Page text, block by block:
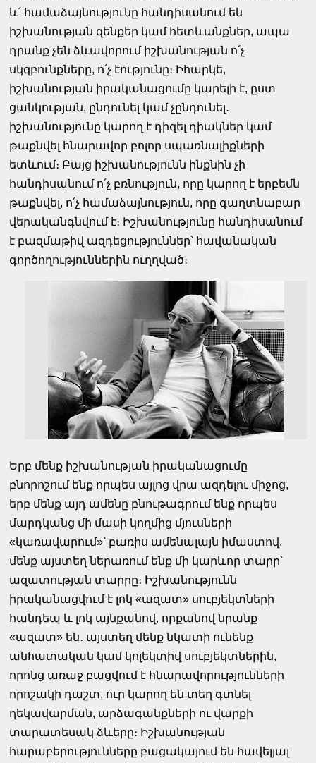
և՛ համաձայնությունը հանդիսանում են
իշխանության զենքեր կամ հետևանքներ, ապա
դրանք չեն ձևավորում իշխանության ո՛չ
սկզբունքները, ո՛չ էությունը։ Իհարկե,
իշխանության իրականացումը կարելի է, ըստ
ցանկության, ընդունել կամ չընդունել․
իշխանությունը կարող է դիզել դիակներ կամ
թաքնվել հնարավոր բոլոր սպառնալիքների
ետևում։ Բայց իշխանությունն ինքնին չի
հանդիսանում ո՛չ բռնություն, որը կարող է երբեմն
թաքնվել, ո՛չ համաձայնություն, որը գաղտնաբար
վերականգնվում է։ Իշխանությունը հանդիսանում
է բազմաթիվ ազդեցություններ՝ հավանական
գործողություններին ուղղված։
Երբ մենք իշխանության իրականացումը
բնորոշում ենք որպես այլոց վրա ազդելու միջոց,
երբ մենք այդ ամենը բնութագրում ենք որպես
մարդկանց մի մասի կողմից մյուսների
«կառավարում»՝ բառիս ամենալայն իմաստով,
մենք այստեղ ներառում ենք մի կարևոր տարր՝
ազատության տարրը։ Իշխանությունն
իրականացվում է լոկ «ազատ» սուբյեկտների
հանդեպ և լոկ այնքանով, որքանով նրանք
«ազատ» են․ այստեղ մենք նկատի ունենք
անհատական կամ կոլեկտիվ սուբյեկտներին,
որոնց առաջ բացվում է հնարավորությունների
որոշակի դաշտ, ուր կարող են տեղ գտնել
ղեկավարման, արձագանքների ու վարքի
տարատեսակ ձևերը։ Իշխանության
հարաբերությունները բացակայում են հավելյալ